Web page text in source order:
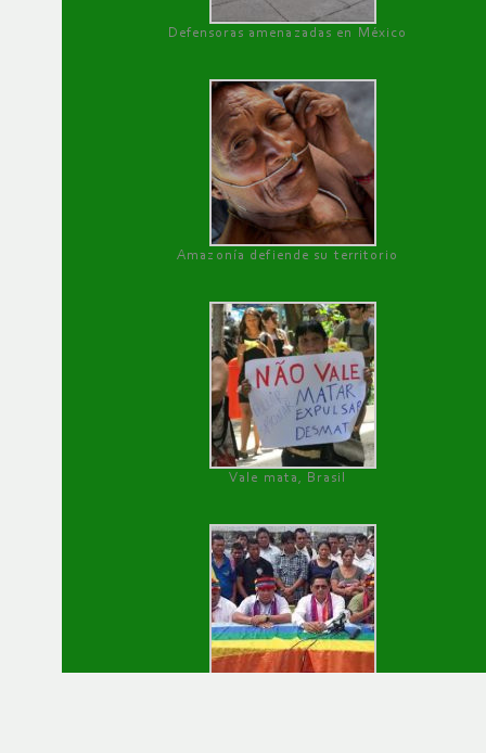
Defensoras amenazadas en México
Amazonía defiende su territorio
Vale mata, Brasil